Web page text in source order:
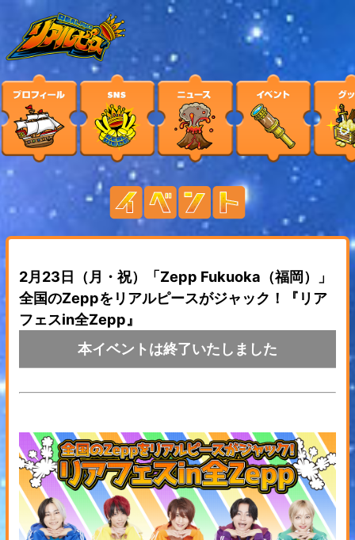
2月23日（月・祝）「Zepp Fukuoka（福岡）」
全国のZeppをリアルピースがジャック！『リア
フェスin全Zepp』
本イベントは終了いたしました